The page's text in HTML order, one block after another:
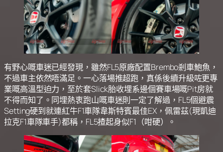
有野心嘅車迷已經發現，雖然FL5原廠配置Brembo剎車鮑魚，
不過車主依然唔滿足。一心落場推超跑，真係後續升級咗更專
業嘅高溫型迫力，至於套Slick胎收埋系邊個賽車場嘅Pit房就
不得而知了。同埋熱衷跑山嘅車迷則一定了解過，FL5個避震
Setting硬到就連紅牛F1車隊韋斯特賓最佳EX，佩雷茲(現凱迪
拉克F1車隊車手)都稱，FL5揸起身似F1（咁硬）。